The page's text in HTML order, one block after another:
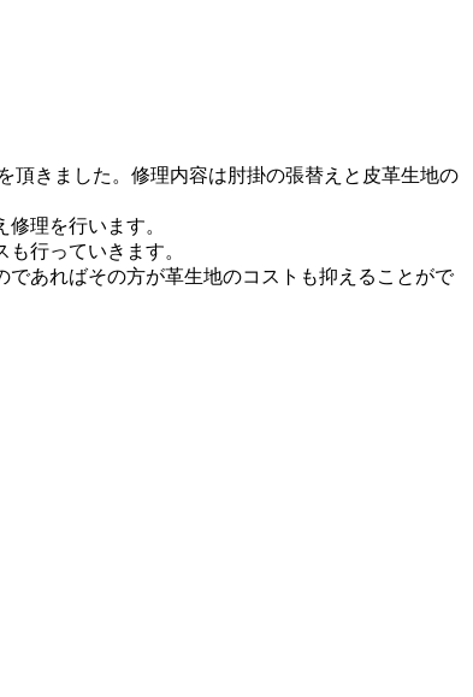
頂きました。修理内容は肘掛の張替えと皮革生地の
理を行います。
行っていきます。
あればその方が革生地のコストも抑えることがで